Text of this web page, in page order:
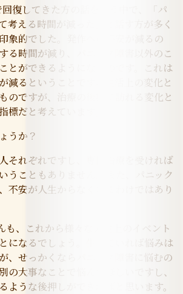
回復してきた方の話を伺う中で、「パ
考える時間が減った」と話す方が多く
象的でした。発作への不安が減るの
る時間が減り、パニック障害以外のこ
とができるようになるのです。これは
減るということです。生活上の変化と
のですが、治療の後期に訪れる変化と
標だと考えています。
うか？
それぞれですし、専門治療を受ければ
うこともありません。また、パニック
不安が人生からなくなるわけではあり
も、これから様々な人生上のイベント
になるでしょう。生きていれば悩みは
、せっかくならパニック障害に悩むの
の大事なことで悩んでほしいですし、
ような後押しができればと思います。